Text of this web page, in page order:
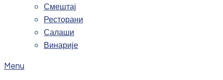
Смештај
Ресторани
Салаши
Винарије
Menu